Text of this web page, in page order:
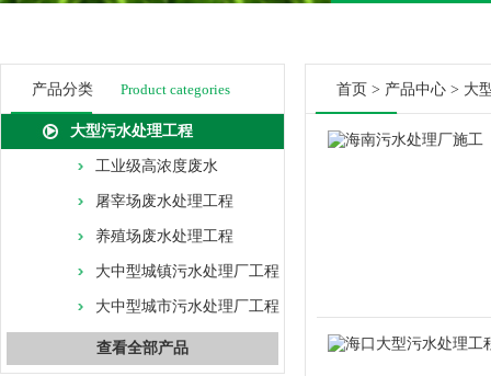
产品分类 Product categories
大型污水处理工程
工业级高浓度废水
屠宰场废水处理工程
养殖场废水处理工程
大中型城镇污水处理厂工程
大中型城市污水处理厂工程
查看全部产品
首页 > 产品中心 > 大